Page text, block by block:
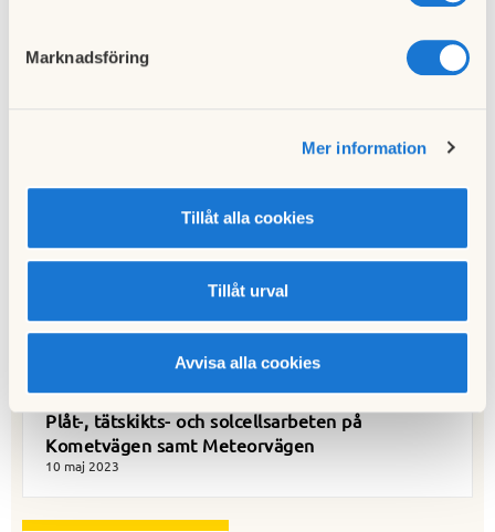
Marknadsföring
Mer information
Tillåt alla cookies
Tillåt urval
Avvisa alla cookies
HSB brf Venus - Förslag Normalstadgar
Till nyhetslistan
Publicerad:2023-05-17
Senast uppdaterad:2023-05-17
Föregående nyhet
Plåt-, tätskikts- och solcellsarbeten på
Kometvägen samt Meteorvägen
10 maj 2023